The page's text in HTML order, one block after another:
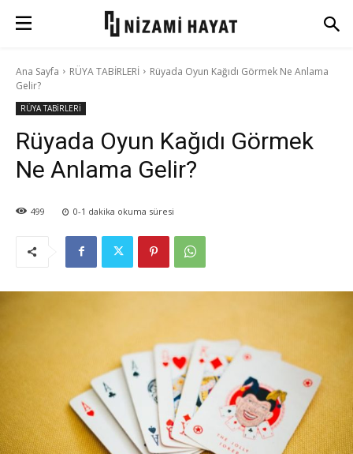
Ana Sayfa RÜYA TABİRLERİ
Rüyada Oyun Kağıdı Görmek Ne Anlama
Gelir?
RÜYA TABİRLERİ
Rüyada Oyun Kağıdı Görmek
Ne Anlama Gelir?
499 0-1 dakika okuma süresi